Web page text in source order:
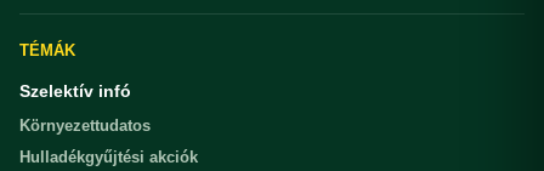
TÉMÁK
Szelektív infó
Környezettudatos
Hulladékgyűjtési akciók